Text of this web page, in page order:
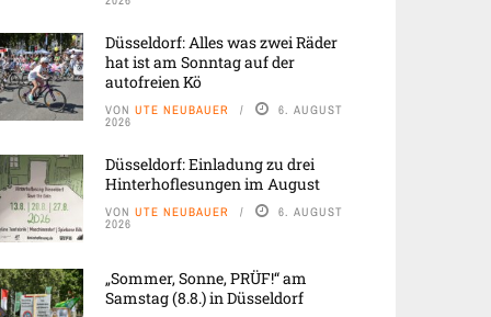
Düsseldorf: Alles was zwei Räder
hat ist am Sonntag auf der
autofreien Kö
VON UTE NEUBAUER 6. AUGUST
2026
Düsseldorf: Einladung zu drei
Hinterhoflesungen im August
VON UTE NEUBAUER 6. AUGUST
2026
„Sommer, Sonne, PRÜF!“ am
Samstag (8.8.) in Düsseldorf